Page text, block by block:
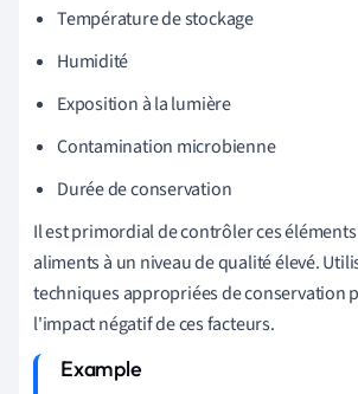
Température de stockage
Humidité
Exposition à la lumière
Contamination microbienne
Durée de conservation
Il est primordial de contrôler ces
aliments à un niveau de qualité élevé.
techniques appropriées de conservation
l'impact négatif de ces facteurs.